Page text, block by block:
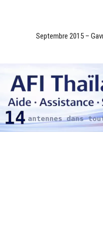
Septembre 2015 –